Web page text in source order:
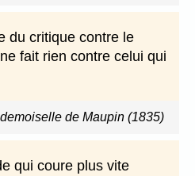
du critique contre le
fait rien contre celui qui
de Maupin (1835)
qui coure plus vite